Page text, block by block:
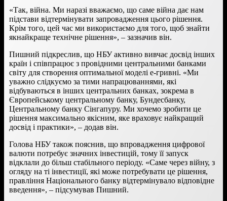
«Так, війна. Ми наразі вважаємо, що саме війна дає нам
підстави відтермінувати запровадження цього рішення.
Крім того, цей час ми використаємо для того, щоб знайти
якнайкраще технічне рішення», – зазначив він.
Пишний підкреслив, що НБУ активно вивчає досвід інших
країн і співпрацює з провідними центральними банками
світу для створення оптимальної моделі е-гривні. «Ми
уважно слідкуємо за тими напрацюваннями, які
відбуваються в інших центральних банках, зокрема в
Європейському центральному банку, Бундесбанку,
Центральному банку Сінгапуру. Ми хочемо зробити це
рішення максимально якісним, яке враховує найкращий
досвід і практики», – додав він.
Голова НБУ також пояснив, що впровадження цифрової
валюти потребує значних інвестицій, тому її запуск
відклали до більш стабільного періоду. «Саме через війну, з
огляду на ті інвестиції, які може потребувати це рішення,
правління Національного банку відтермінувало відповідне
введення», – підсумував Пишний.